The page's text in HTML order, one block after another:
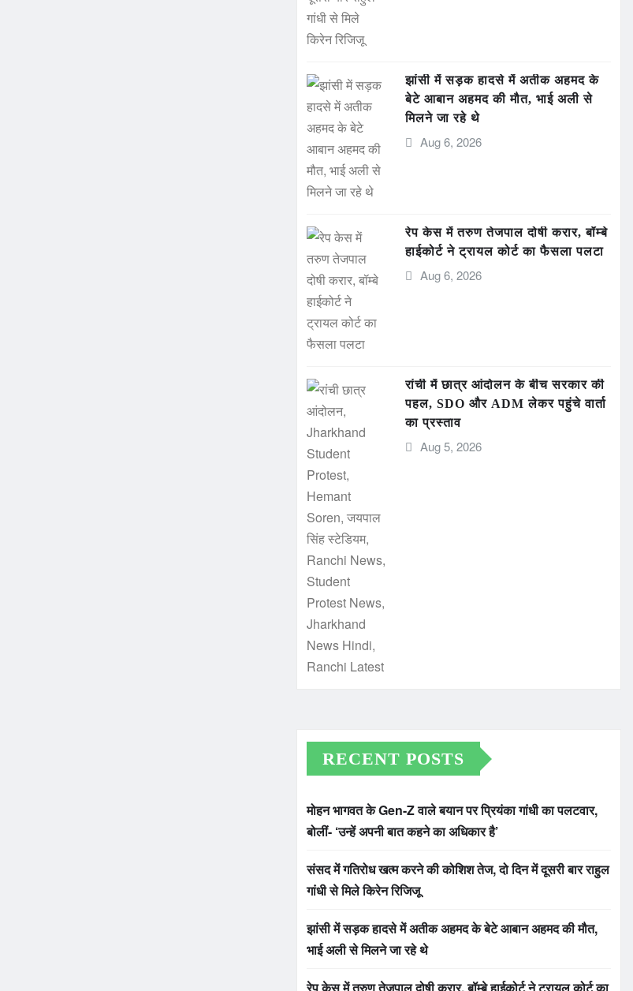
झांसी में सड़क हादसे में अतीक अहमद के
बेटे आबान अहमद की मौत, भाई अली से
मिलने जा रहे थे
Aug 6, 2026
रेप केस में तरुण तेजपाल दोषी करार, बॉम्बे
हाईकोर्ट ने ट्रायल कोर्ट का फैसला पलटा
Aug 6, 2026
रांची में छात्र आंदोलन के बीच सरकार की
पहल, SDO और ADM लेकर पहुंचे वार्ता
का प्रस्ताव
Aug 5, 2026
RECENT POSTS
मोहन भागवत के Gen-Z वाले बयान पर प्रियंका गांधी का पलटवार,
बोलीं- ‘उन्हें अपनी बात कहने का अधिकार है’
संसद में गतिरोध खत्म करने की कोशिश तेज, दो दिन में दूसरी बार राहुल
गांधी से मिले किरेन रिजिजू
झांसी में सड़क हादसे में अतीक अहमद के बेटे आबान अहमद की मौत,
भाई अली से मिलने जा रहे थे